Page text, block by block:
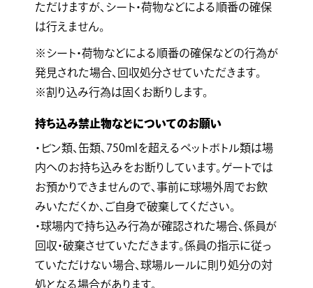
ただけますが、シート・荷物などによる順番の確保
は行えません。
※シート・荷物などによる順番の確保などの行為が
発見された場合、回収処分させていただきます。
※割り込み行為は固くお断りします。
持ち込み禁止物などについてのお願い
・ビン類、缶類、750mlを超えるペットボトル類は場
内へのお持ち込みをお断りしています。ゲートでは
お預かりできませんので、事前に球場外周でお飲
みいただくか、ご自身で破棄してください。
・球場内で持ち込み行為が確認された場合、係員が
回収・破棄させていただきます。係員の指示に従っ
ていただけない場合、球場ルールに則り処分の対
処となる場合があります。